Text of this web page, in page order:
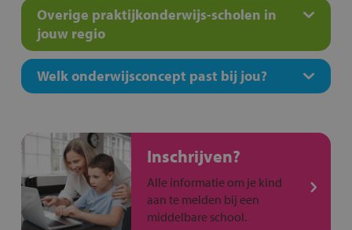
Overige praktijkonderwijs-scholen in
jouw regio
Welk onderwijsconcept past bij jou?
Inschrijven?
Alle informatie om je kind
aan te melden bij een
middelbare school.